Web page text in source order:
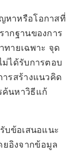
หาหรือโอกาสที่
ากฐานของการ
ทายเฉพาะ จุด
ม่ได้รับการตอบ
ารสร้างแนวคิด
ค้นหาวิธีแก้
บข้อเสนอแนะ
อิงจากข้อมูล